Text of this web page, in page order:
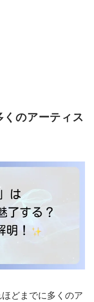
くのアーティス
ほどまでに多くのア